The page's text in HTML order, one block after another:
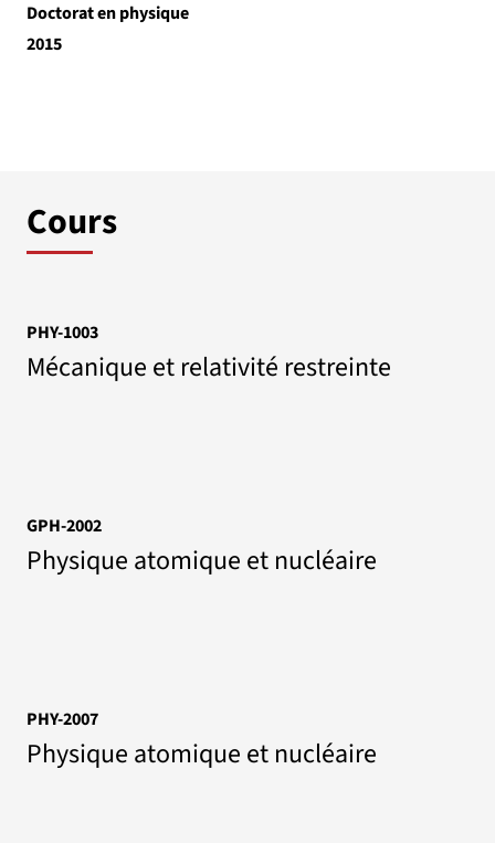
Doctorat en physique
2015
Cours
PHY-1003
Mécanique et relativité restreinte
GPH-2002
Physique atomique et nucléaire
PHY-2007
Physique atomique et nucléaire